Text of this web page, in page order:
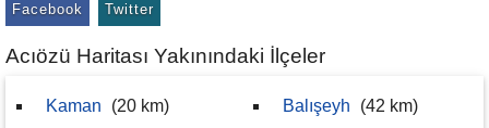
Facebook Twitter
Acıözü Haritası Yakınındaki İlçeler
Kaman (20 km) Balışeyh (42 km)